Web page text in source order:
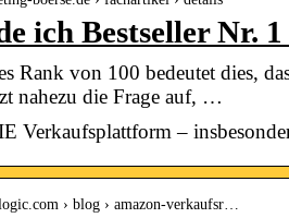
ich Bestseller Nr.
Rank von 100 bedeutet dies,
nahezu die Frage auf, …
Verkaufsplattform –
› blog › amazon-verkaufsr…